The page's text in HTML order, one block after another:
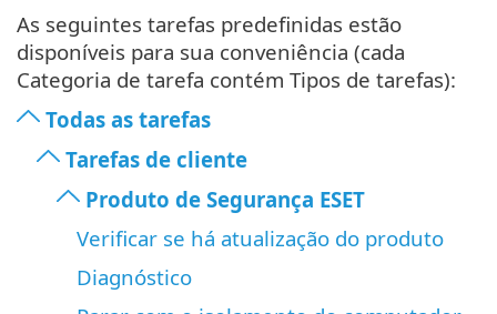
As seguintes tarefas predefinidas estão
disponíveis para sua conveniência (cada
Categoria de tarefa contém Tipos de tarefas):
Todas as tarefas
Tarefas de cliente
Produto de Segurança ESET
Verificar se há atualização do produto
Diagnóstico